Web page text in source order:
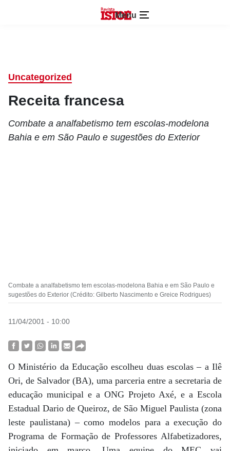
Menu
Uncategorized
Receita francesa
Combate a analfabetismo tem escolas-modelona
Bahia e em São Paulo e sugestões do Exterior
Combate a analfabetismo tem escolas-modelona Bahia e em São Paulo e
sugestões do Exterior (Crédito: Gilberto Nascimento e Greice Rodrigues)
11/04/2001 - 10:00
O Ministério da Educação escolheu duas escolas – a Ilê
Ori, de Salvador (BA), uma parceria entre a secretaria de
educação municipal e a ONG Projeto Axé, e a Escola
Estadual Dario de Queiroz, de São Miguel Paulista (zona
leste paulistana) – como modelos para a execução do
Programa de Formação de Professores Alfabetizadores,